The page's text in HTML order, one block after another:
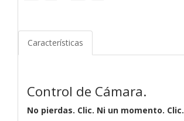
Características
Control de Cámara.
No pierdas. Clic. Ni un momento. Clic.